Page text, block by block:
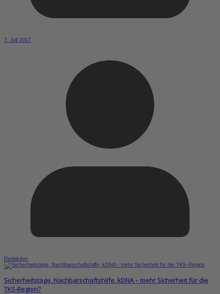
7. Juli 2017
Redaktion
Sicherheitstage, Nachbarschaftshilfe, kDNA – mehr Sicherheit für die
TKS-Region?